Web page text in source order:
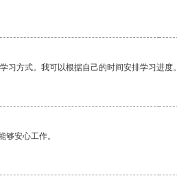
方式。我可以根据自己的时间安排学习进度。
安心工作。